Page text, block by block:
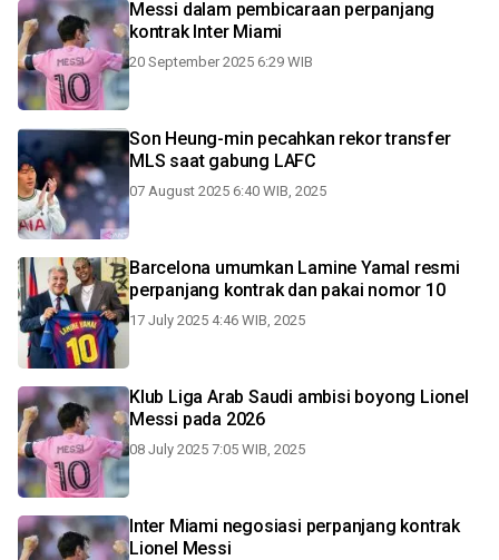
Messi dalam pembicaraan perpanjang
kontrak Inter Miami
20 September 2025 6:29 WIB
Son Heung-min pecahkan rekor transfer
MLS saat gabung LAFC
07 August 2025 6:40 WIB, 2025
Barcelona umumkan Lamine Yamal resmi
perpanjang kontrak dan pakai nomor 10
17 July 2025 4:46 WIB, 2025
Klub Liga Arab Saudi ambisi boyong Lionel
Messi pada 2026
08 July 2025 7:05 WIB, 2025
Inter Miami negosiasi perpanjang kontrak
Lionel Messi